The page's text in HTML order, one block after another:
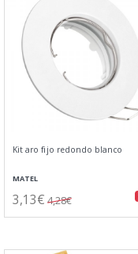
Kit aro fijo redondo blanco
MATEL
3,13€ 4,28€